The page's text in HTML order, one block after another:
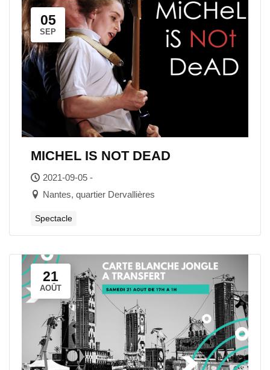
05
SEP
MICHEL IS NOT DEAD
2021-09-05 -
Nantes, quartier Dervallières
Spectacle
21
AOÛT